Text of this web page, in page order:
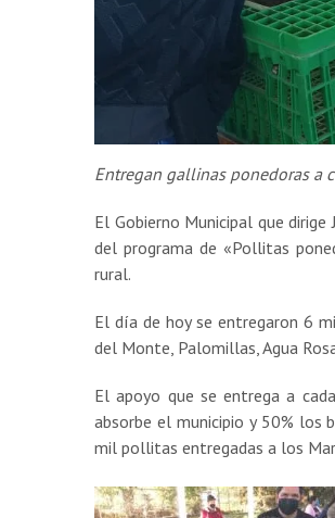
Entregan gallinas ponedoras a
El Gobierno Municipal que
del programa de «Pollitas
rural.
El día de hoy se entregaron 6
del Monte, Palomillas, Agua
El apoyo que se entrega a
absorbe el municipio y 50% los
mil pollitas entregadas a los